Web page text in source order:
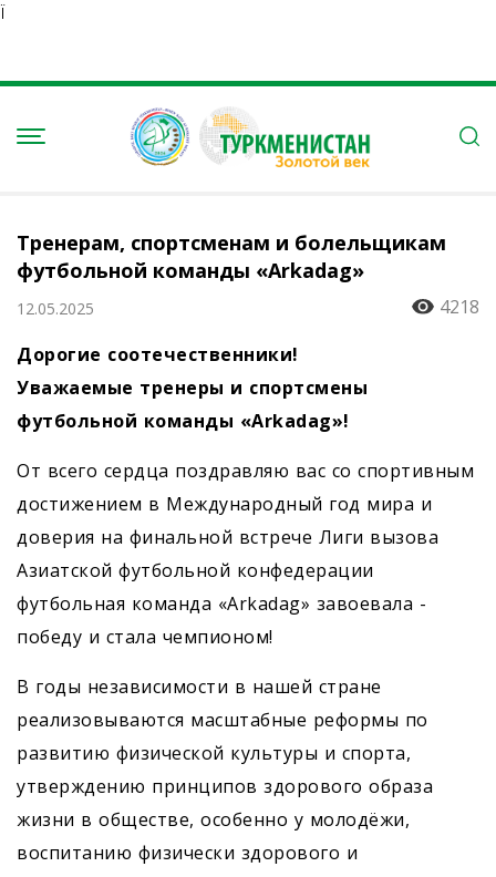
Ï
Тренерам, спортсменам и болельщикам
футбольной команды «Arkadag»
12.05.2025
4218
Дорогие соотечественники!
Уважаемые тренеры и спортсмены
футбольной команды «Arkadag»!
От всего сердца поздравляю вас со спортивным
достижением в Международный год мира и
доверия на финальной встрече Лиги вызова
Азиатской футбольной конфедерации
футбольная команда «Arkadag» завоевала ­
победу и стала чемпионом!
В годы независимости в нашей стране
реализовываются масштабные реформы по
развитию физической культуры и спорта,
утверждению принципов здорового образа
жизни в обществе, особенно у молодёжи,
воспитанию физически здорового и